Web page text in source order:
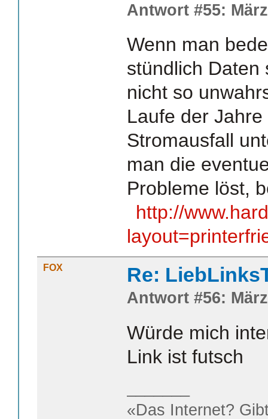
Antwort #55:
Wenn man
stündlich Daten
nicht so
Laufe der
Stromausfall
man die
Probleme löst,
http://
FOX Re:
Antwort #56:
Würde mich
Link ist futsch
«Das Internet?